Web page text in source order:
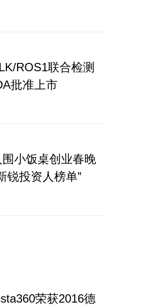
ROS1联合检测
批准上市
小饭桌创业春晚
锐投资人榜单”
荣获2016德